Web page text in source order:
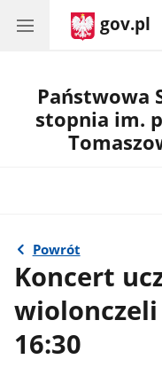
gov.pl
Państwowa
stopnia im.
Powrót
Koncert
wiolonczeli
16:30